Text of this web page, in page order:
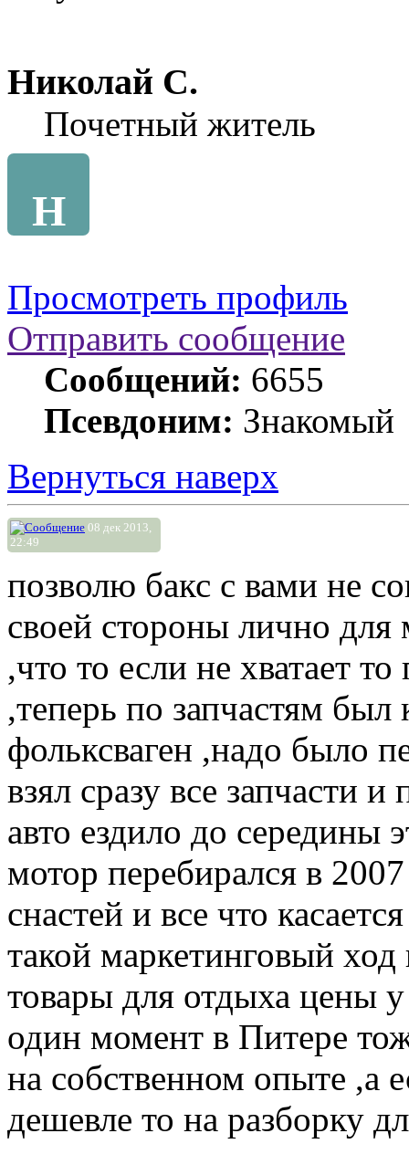
Николай С.
Почетный житель
Н
Просмотреть профиль
Отправить сообщение
Сообщений: 6655
Псевдоним: Знакомый
Вернуться наверх
08 дек 2013,
22:49
позволю бакс с вами не
своей стороны лично для
,что то если не хватает
,теперь по запчастям был
фольксваген ,надо было
взял сразу все запчасти
авто ездило до середины
мотор перебирался в
снастей и все что
такой маркетинговый
товары для отдыха цены
один момент в Питере
на собственном опыте ,а
дешевле то на разборку